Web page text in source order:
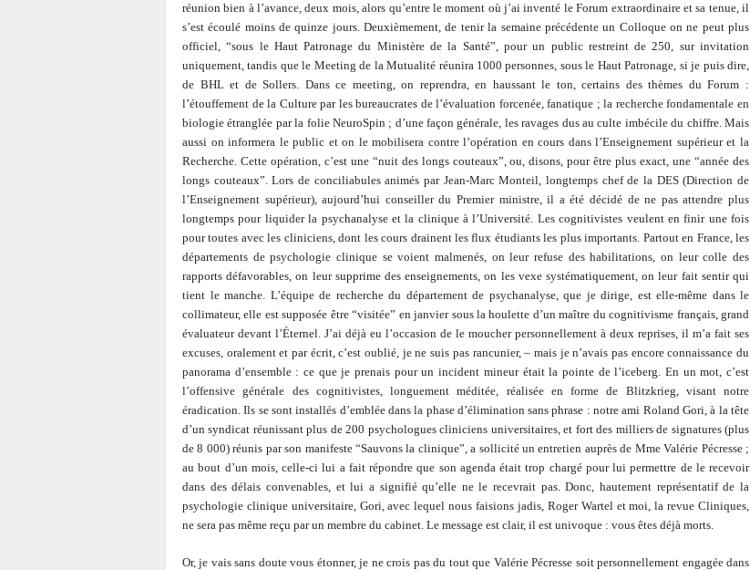
réunion bien à l’avance, deux mois, alors qu’entre le moment où j’ai inventé le Forum extraordinaire et sa tenue, il
s’est écoulé moins de quinze jours. Deuxièmement, de tenir la semaine précédente un Colloque on ne peut plus
officiel, “sous le Haut Patronage du Ministère de la Santé”, pour un public restreint de 250, sur invitation
uniquement, tandis que le Meeting de la Mutualité réunira 1000 personnes, sous le Haut Patronage, si je puis dire,
de BHL et de Sollers. Dans ce meeting, on reprendra, en haussant le ton, certains des thèmes du Forum :
l’étouffement de la Culture par les bureaucrates de l’évaluation forcenée, fanatique ; la recherche fondamentale en
biologie étranglée par la folie NeuroSpin ; d’une façon générale, les ravages dus au culte imbécile du chiffre. Mais
aussi on informera le public et on le mobilisera contre l’opération en cours dans l’Enseignement supérieur et la
Recherche. Cette opération, c’est une “nuit des longs couteaux”, ou, disons, pour être plus exact, une “année des
longs couteaux”. Lors de conciliabules animés par Jean-Marc Monteil, longtemps chef de la DES (Direction de
l’Enseignement supérieur), aujourd’hui conseiller du Premier ministre, il a été décidé de ne pas attendre plus
longtemps pour liquider la psychanalyse et la clinique à l’Université. Les cognitivistes veulent en finir une fois
pour toutes avec les cliniciens, dont les cours drainent les flux étudiants les plus importants. Partout en France, les
départements de psychologie clinique se voient malmenés, on leur refuse des habilitations, on leur colle des
rapports défavorables, on leur supprime des enseignements, on les vexe systématiquement, on leur fait sentir qui
tient le manche. L’équipe de recherche du département de psychanalyse, que je dirige, est elle-même dans le
collimateur, elle est supposée être “visitée” en janvier sous la houlette d’un maître du cognitivisme français, grand
évaluateur devant l’Éternel. J’ai déjà eu l’occasion de le moucher personnellement à deux reprises, il m’a fait ses
excuses, oralement et par écrit, c’est oublié, je ne suis pas rancunier, – mais je n’avais pas encore connaissance du
panorama d’ensemble : ce que je prenais pour un incident mineur était la pointe de l’iceberg. En un mot, c’est
l’offensive générale des cognitivistes, longuement méditée, réalisée en forme de Blitzkrieg, visant notre
éradication. Ils se sont installés d’emblée dans la phase d’élimination sans phrase : notre ami Roland Gori, à la tête
d’un syndicat réunissant plus de 200 psychologues cliniciens universitaires, et fort des milliers de signatures (plus
de 8 000) réunis par son manifeste “Sauvons la clinique”, a sollicité un entretien auprès de Mme Valérie Pécresse ;
au bout d’un mois, celle-ci lui a fait répondre que son agenda était trop chargé pour lui permettre de le recevoir
dans des délais convenables, et lui a signifié qu’elle ne le recevrait pas. Donc, hautement représentatif de la
psychologie clinique universitaire, Gori, avec lequel nous faisions jadis, Roger Wartel et moi, la revue Cliniques,
ne sera pas même reçu par un membre du cabinet. Le message est clair, il est univoque : vous êtes déjà morts.
Or, je vais sans doute vous étonner, je ne crois pas du tout que Valérie Pécresse soit personnellement engagée dans